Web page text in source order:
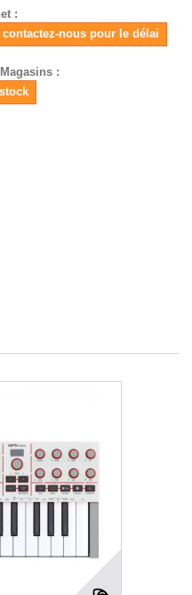
:
nous pour le délai
: